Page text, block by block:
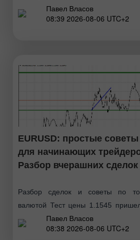
MACD много прошел вверх от
ограничивало восходящий
Павел Власов
08:39 2026-08-06 UTC+2
EURUSD: простые
для начинающих
Разбор вчерашних
Разбор сделок и советы по
валютой Тест цены 1.1545
индикатор MACD только
нулевой отметки, что стало
Павел Власов
08:38 2026-08-06 UTC+2